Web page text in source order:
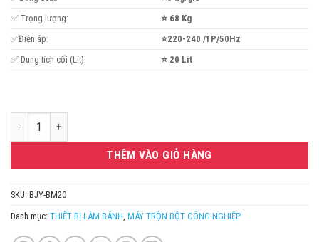
✅ Trọng lượng:
⭐ 68 Kg
✅Điện áp:
⭐220-240 /1P/50Hz
✅ Dung tích cối (Lít):
⭐ 20 Lít
Máy trộn bột công nghiệp không lồng 20L BJY-BM20 Berjaya số lượng
THÊM VÀO GIỎ HÀNG
SKU: BJY-BM20
Danh mục: THIẾT BỊ LÀM BÁNH, MÁY TRỘN BỘT CÔNG NGHIỆP